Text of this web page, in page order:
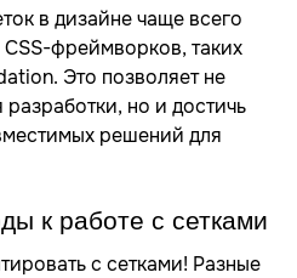
в дизайне чаще всего
фреймворков, таких
Это позволяет не
но и достичь
решений для
к работе с сетками
с сетками! Разные